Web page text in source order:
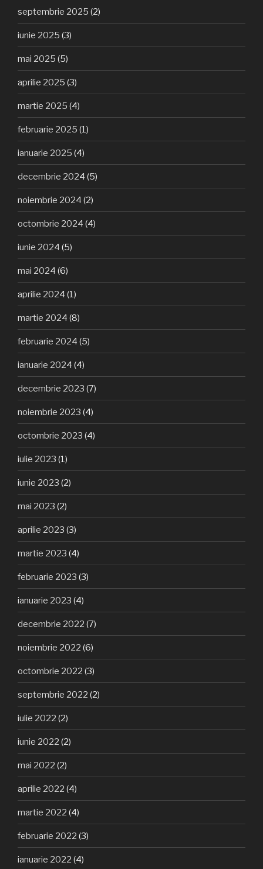
septembrie 2025 (2)
iunie 2025 (3)
mai 2025 (5)
aprilie 2025 (3)
martie 2025 (4)
februarie 2025 (1)
ianuarie 2025 (4)
decembrie 2024 (5)
noiembrie 2024 (2)
octombrie 2024 (4)
iunie 2024 (5)
mai 2024 (6)
aprilie 2024 (1)
martie 2024 (8)
februarie 2024 (5)
ianuarie 2024 (4)
decembrie 2023 (7)
noiembrie 2023 (4)
octombrie 2023 (4)
iulie 2023 (1)
iunie 2023 (2)
mai 2023 (2)
aprilie 2023 (3)
martie 2023 (4)
februarie 2023 (3)
ianuarie 2023 (4)
decembrie 2022 (7)
noiembrie 2022 (6)
octombrie 2022 (3)
septembrie 2022 (2)
iulie 2022 (2)
iunie 2022 (2)
mai 2022 (2)
aprilie 2022 (4)
martie 2022 (4)
februarie 2022 (3)
ianuarie 2022 (4)